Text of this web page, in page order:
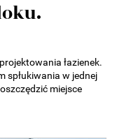
łazienek.
spłukiwania w jednej
miejsce